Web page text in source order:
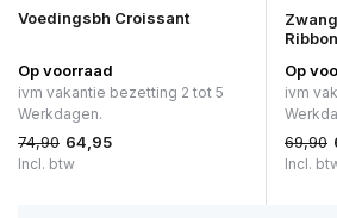
Voedingsbh Croissant
Op voorraad
ivm vakantie bezetting 2 tot 5
Werkdagen.
74,90 64,95
Incl. btw
Op
ivm
69,90
Incl.